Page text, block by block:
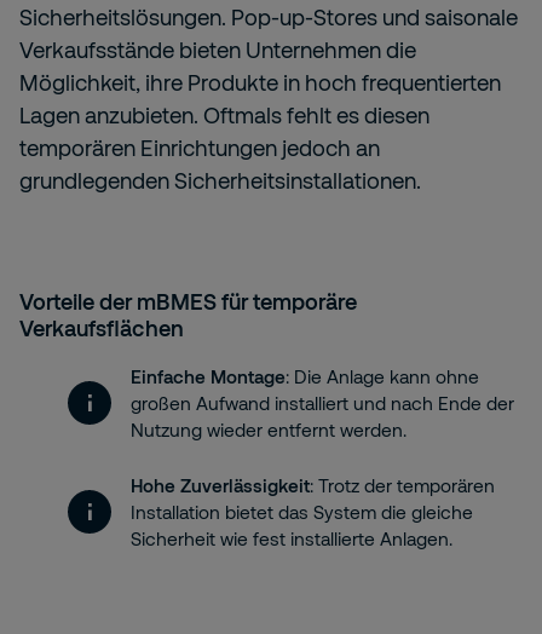
Sicherheitslösungen. Pop-up-Stores und saisonale
Verkaufsstände bieten Unternehmen die
Möglichkeit, ihre Produkte in hoch frequentierten
Lagen anzubieten. Oftmals fehlt es diesen
temporären Einrichtungen jedoch an
grundlegenden Sicherheitsinstallationen.
Vorteile der mBMES für temporäre
Verkaufsflächen
Einfache Montage: Die Anlage kann ohne
großen Aufwand installiert und nach Ende der
Nutzung wieder entfernt werden.
Hohe Zuverlässigkeit: Trotz der temporären
Installation bietet das System die gleiche
Sicherheit wie fest installierte Anlagen.